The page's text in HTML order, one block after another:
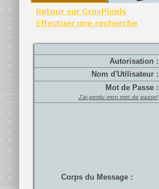
Autorisation :
Nom d'Utilisateur :
Mot de Passe :
J'ai perdu mon mot de passe!
Corps du Message :